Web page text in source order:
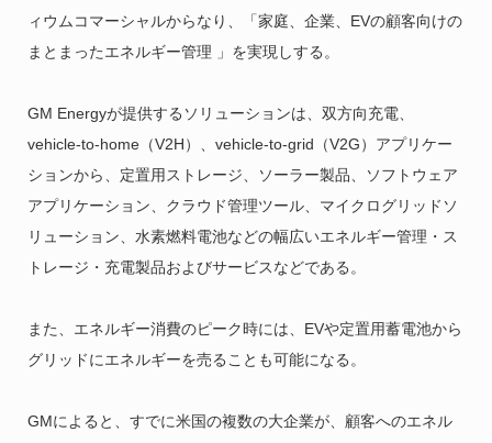
ィウムコマーシャルからなり、「家庭、企業、EVの顧客向けの
まとまったエネルギー管理 」を実現しする。
GM Energyが提供するソリューションは、双方向充電、
vehicle-to-home（V2H）、vehicle-to-grid（V2G）アプリケー
ションから、定置用ストレージ、ソーラー製品、ソフトウェア
アプリケーション、クラウド管理ツール、マイクログリッドソ
リューション、水素燃料電池などの幅広いエネルギー管理・ス
トレージ・充電製品およびサービスなどである。
また、エネルギー消費のピーク時には、EVや定置用蓄電池から
グリッドにエネルギーを売ることも可能になる。
GMによると、すでに米国の複数の大企業が、顧客へのエネル